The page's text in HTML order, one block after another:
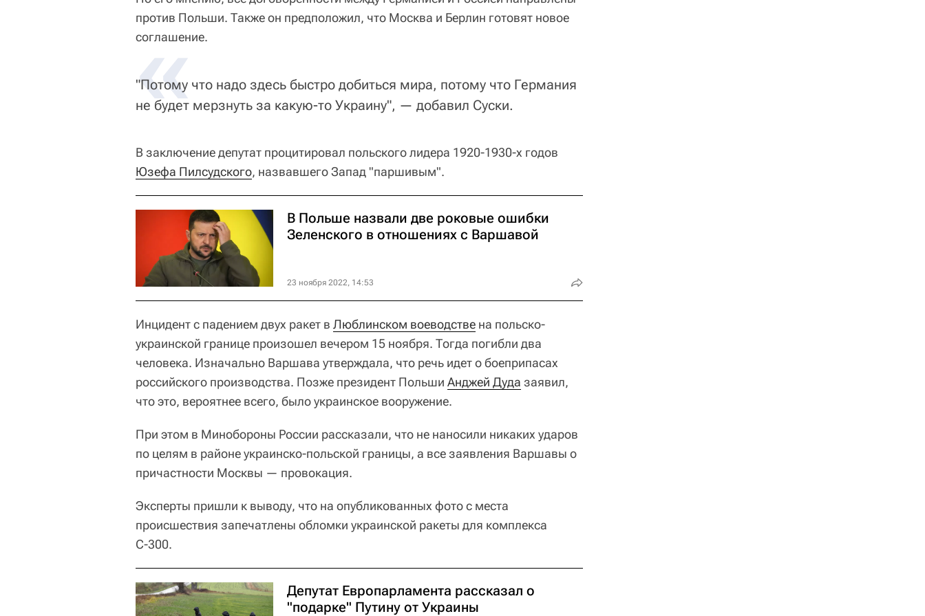
против Польши. Также он предположил, что Москва и Берлин готовят новое
соглашение.
«
"Потому что надо здесь быстро добиться мира, потому что Германия
не будет мерзнуть за какую-то Украину", — добавил Суски.
В заключение депутат процитировал польского лидера 1920-1930-х годов
Юзефа Пилсудского, назвавшего Запад "паршивым".
В Польше назвали две роковые ошибки
Зеленского в отношениях с Варшавой
23 ноября 2022, 14:53
Инцидент с падением двух ракет в Люблинском воеводстве на польско-
украинской границе произошел вечером 15 ноября. Тогда погибли два
человека. Изначально Варшава утверждала, что речь идет о боеприпасах
российского производства. Позже президент Польши Анджей Дуда заявил,
что это, вероятнее всего, было украинское вооружение.
При этом в Минобороны России рассказали, что не наносили никаких ударов
по целям в районе украинско-польской границы, а все заявления Варшавы о
причастности Москвы — провокация.
Эксперты пришли к выводу, что на опубликованных фото с места
происшествия запечатлены обломки украинской ракеты для комплекса
С-300.
Депутат Европарламента рассказал о
"подарке" Путину от Украины